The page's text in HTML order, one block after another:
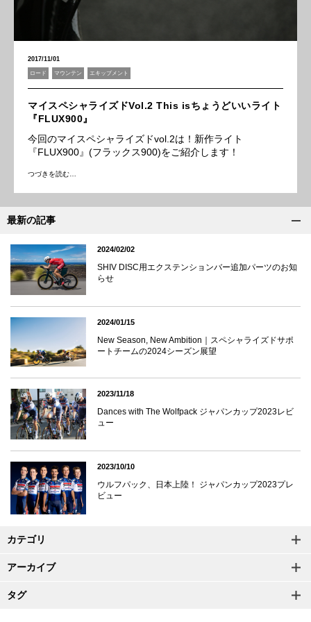
2017/11/01
ロード マウンテン エキップメント
マイスペシャライズドVol.2 This isちょうどいいライト
『FLUX900』
今回のマイスペシャライズドvol.2は！新作ライト
『FLUX900』(フラックス900)をご紹介します！
つづきを読む…
最新の記事
2024/02/02
SHIV DISC用エクステンションバー追加パーツのお知
らせ
2024/01/15
New Season, New Ambition｜スペシャライズドサポ
ートチームの2024シーズン展望
2023/11/18
Dances with The Wolfpack ジャパンカップ2023レビ
ュー
2023/10/10
ウルフパック、日本上陸！ ジャパンカップ2023プレ
ビュー
カテゴリ
アーカイブ
タグ